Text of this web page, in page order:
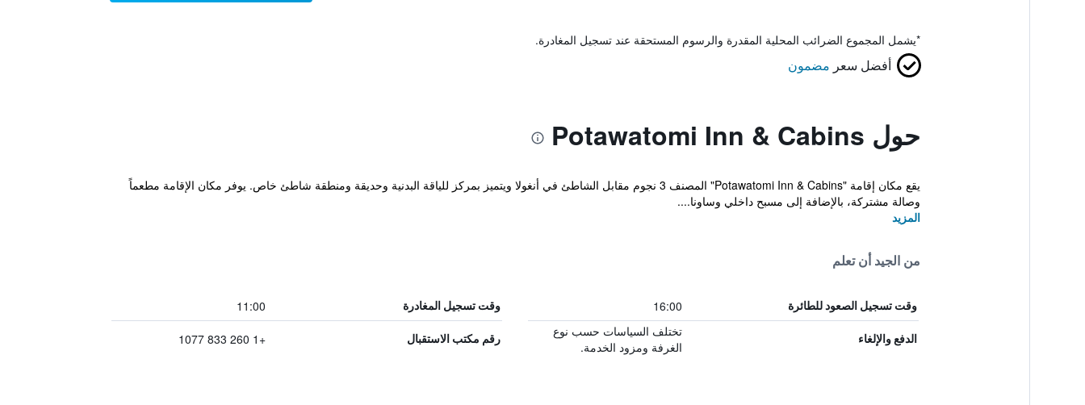
*يشمل المجموع الضرائب المحلية المقدرة والرسوم المستحقة عند تسجيل المغادرة.
أفضل سعر مضمون
حول Potawatomi Inn & Cabins
يقع مكان إقامة "Potawatomi Inn & Cabins" المصنف 3 نجوم مقابل الشاطئ في أنغولا ويتميز بمركز للياقة البدنية وحديقة ومنطقة شاطئ خاص. يوفر مكان الإقامة مطعماً
وصالة مشتركة، بالإضافة إلى مسبح داخلي وساونا....
المزيد
من الجيد أن تعلم
وقت تسجيل الصعود للطائرة 16:00 وقت تسجيل المغادرة 11:00
الدفع والإلغاء
تختلف السياسات حسب نوع
الغرفة ومزود الخدمة.
رقم مكتب الاستقبال +1 260 833 1077